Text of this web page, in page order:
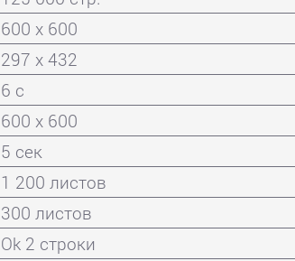
600 x 600
297 x 432
6 с
600 x 600
5 сек
1 200 листов
300 листов
Ok 2 строки